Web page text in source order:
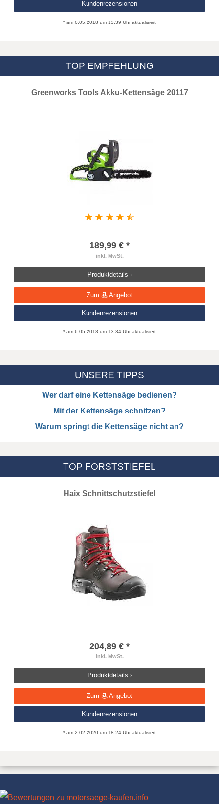
Kundenrezensionen
* am 6.05.2018 um 13:39 Uhr aktualisiert
TOP EMPFEHLUNG
Greenworks Tools Akku-Kettensäge 20117
189,99 € *
inkl. MwSt.
Produktdetails ›
Zum Angebot
Kundenrezensionen
* am 6.05.2018 um 13:34 Uhr aktualisiert
UNSERE TIPPS
Wer darf eine Kettensäge bedienen?
Mit der Kettensäge schnitzen?
Warum springt die Kettensäge nicht an?
TOP FORSTSTIEFEL
Haix Schnittschutzstiefel
204,89 € *
inkl. MwSt.
Produktdetails ›
Zum Angebot
Kundenrezensionen
* am 2.02.2020 um 18:24 Uhr aktualisiert